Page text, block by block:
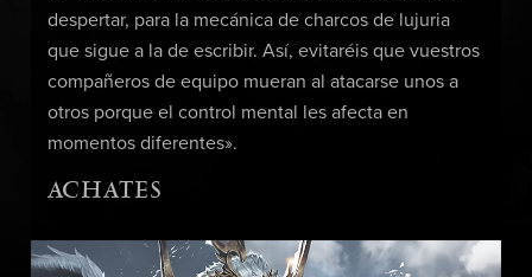
despertar, para la mecánica de charcos de lujuria
que sigue a la de escribir. Así, evitaréis que vuestros
compañeros de equipo mueran al atacarse unos a
otros porque el control mental les afecta en
momentos diferentes».
ACHATES